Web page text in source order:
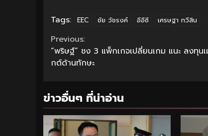
Tags: EEC ชัย วัชรงค์ อีอีซี เศรษฐา ทวีสิน
Continue
Reading
Previous:
“พริษฐ์” ชง 3 แพ็กเกจเปลี่ยนเกม แนะ ลงทุนเ
กต์ด้านทักษะ
ข่าวอื่นๆ ที่น่าอ่าน